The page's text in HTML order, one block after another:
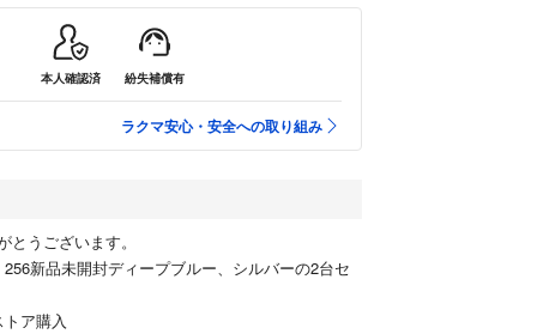
本人確認済 紛失補償有
ラクマ安心・安全への取り組み
うございます。
新品未開封ディープブルー、シルバーの2台セ
ア購入